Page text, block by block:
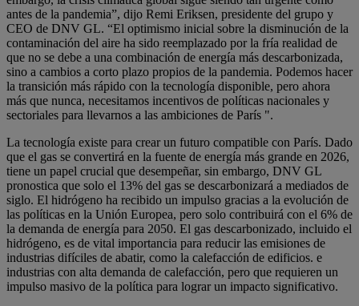
antes de la pandemia”, dijo Remi Eriksen, presidente del grupo y
CEO de DNV GL. “El optimismo inicial sobre la disminución de la
contaminación del aire ha sido reemplazado por la fría realidad de
que no se debe a una combinación de energía más descarbonizada,
sino a cambios a corto plazo propios de la pandemia. Podemos hacer
la transición más rápido con la tecnología disponible, pero ahora
más que nunca, necesitamos incentivos de políticas nacionales y
sectoriales para llevarnos a las ambiciones de París ".
La tecnología existe para crear un futuro compatible con París. Dado
que el gas se convertirá en la fuente de energía más grande en 2026,
tiene un papel crucial que desempeñar, sin embargo, DNV GL
pronostica que solo el 13% del gas se descarbonizará a mediados de
siglo. El hidrógeno ha recibido un impulso gracias a la evolución de
las políticas en la Unión Europea, pero solo contribuirá con el 6% de
la demanda de energía para 2050. El gas descarbonizado, incluido el
hidrógeno, es de vital importancia para reducir las emisiones de
industrias difíciles de abatir, como la calefacción de edificios. e
industrias con alta demanda de calefacción, pero que requieren un
impulso masivo de la política para lograr un impacto significativo.